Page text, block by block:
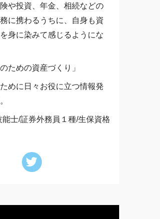
や投資、年金、相続などの
に携わるうちに、自身も資
身に染みて感じるようにな
のための資産づくり」
めに日々お役に立つ情報発
士/証券外務員１種/生保資格